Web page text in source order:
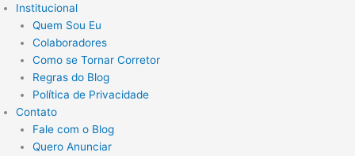
Institucional
Quem Sou Eu
Colaboradores
Como se Tornar Corretor
Regras do Blog
Política de Privacidade
Contato
Fale com o Blog
Quero Anunciar